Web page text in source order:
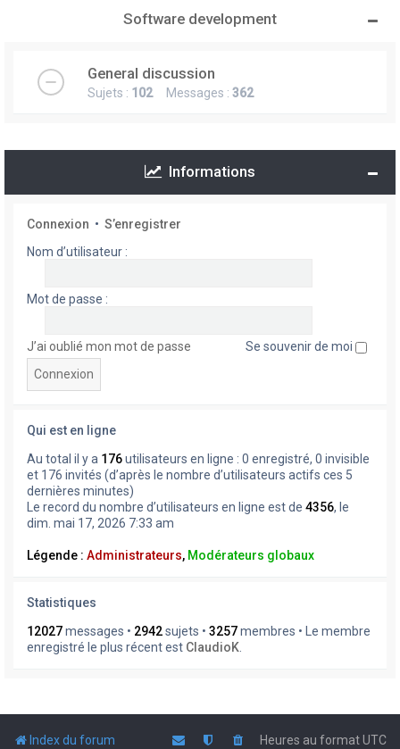
Software development
General discussion
Sujets : 102Messages : 362
Informations
Connexion • S’enregistrer
Nom d’utilisateur :
Mot de passe :
J’ai oublié mon mot de passe Se souvenir de moi
Qui est en ligne
Au total il y a 176utilisateurs en ligne : 0 enregistré, 0 invisible
et 176 invités (d’après le nombre d’utilisateurs actifs ces 5
dernières minutes)
Le record du nombre d’utilisateurs en ligne est de 4356, le
dim. mai 17, 2026 7:33 am
Légende : Administrateurs, Modérateurs globaux
Statistiques
12027messages • 2942sujets • 3257membres • Le membre
enregistré le plus récent est ClaudioK
Index du forum Heures au formatUTC